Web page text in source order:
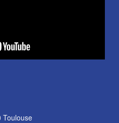
Toulouse